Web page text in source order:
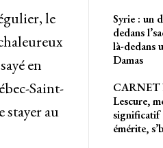
le
en
Saint-
stayer au
Syrie : un
dedans
là-dedans
Damas
CARNET
Lescure,
significatif
émérite,